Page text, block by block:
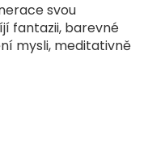
svou
fantazii, barevné
mysli, meditativně